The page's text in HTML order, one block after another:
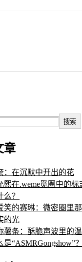
搜索
章
：在沉默中开出的花
熙在.weme觅圈中的
么？
笑的赛琳：微密圈里
的光
薯条：酥脆声波里的
是“ASMRGongshow”？